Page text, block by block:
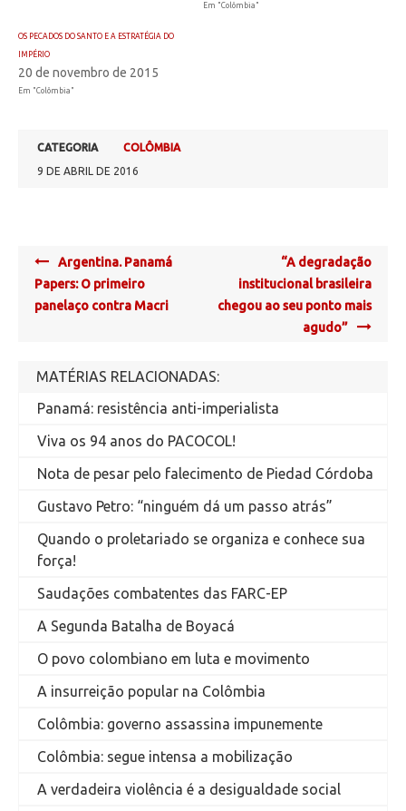
Em "Colômbia"
OS PECADOS DO SANTO E A ESTRATÉGIA DO
IMPÉRIO
20 de novembro de 2015
Em "Colômbia"
CATEGORIA
COLÔMBIA
9 DE ABRIL DE 2016
Post
navigation
Argentina. Panamá
Papers: O primeiro
panelaço contra Macri
“A degradação
institucional brasileira
chegou ao seu ponto mais
agudo”
MATÉRIAS RELACIONADAS:
Panamá: resistência anti-imperialista
Viva os 94 anos do PACOCOL!
Nota de pesar pelo falecimento de Piedad Córdoba
Gustavo Petro: “ninguém dá um passo atrás”
Quando o proletariado se organiza e conhece sua
força!
Saudações combatentes das FARC-EP
A Segunda Batalha de Boyacá
O povo colombiano em luta e movimento
A insurreição popular na Colômbia
Colômbia: governo assassina impunemente
Colômbia: segue intensa a mobilização
A verdadeira violência é a desigualdade social